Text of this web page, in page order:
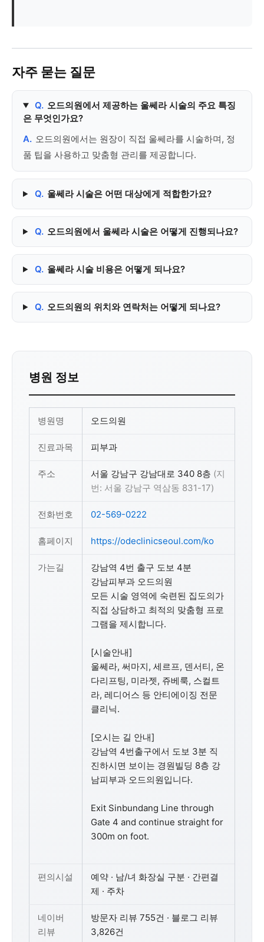
자주 묻는 질문
Q. 오드의원에서 제공하는 울쎄라 시술의 주요 특징
은 무엇인가요?
A. 오드의원에서는 원장이 직접 울쎄라를 시술하며, 정
품 팁을 사용하고 맞춤형 관리를 제공합니다.
Q. 울쎄라 시술은 어떤 대상에게 적합한가요?
Q. 오드의원에서 울쎄라 시술은 어떻게 진행되나요?
Q. 울쎄라 시술 비용은 어떻게 되나요?
Q. 오드의원의 위치와 연락처는 어떻게 되나요?
병원 정보
병원명 오드의원
진료과목 피부과
주소 서울 강남구 강남대로 340 8층 (지
번: 서울 강남구 역삼동 831-17)
전화번호 02-569-0222
홈페이지 https://odeclinicseoul.com/ko
가는길
강남역 4번 출구 도보 4분
강남피부과 오드의원
모든 시술 영역에 숙련된 집도의가
직접 상담하고 최적의 맞춤형 프로
그램을 제시합니다.
[시술안내]
울쎄라, 써마지, 세르프, 덴서티, 온
다리프팅, 미라젯, 쥬베룩, 스컬트
라, 레디어스 등 안티에이징 전문
클리닉.
[오시는 길 안내]
강남역 4번출구에서 도보 3분 직
진하시면 보이는 경원빌딩 8층 강
남피부과 오드의원입니다.
Exit Sinbundang Line through
Gate 4 and continue straight for
300m on foot.
편의시설
예약 · 남/녀 화장실 구분 · 간편결
제 · 주차
네이버
리뷰
방문자 리뷰 755건 · 블로그 리뷰
3,826건